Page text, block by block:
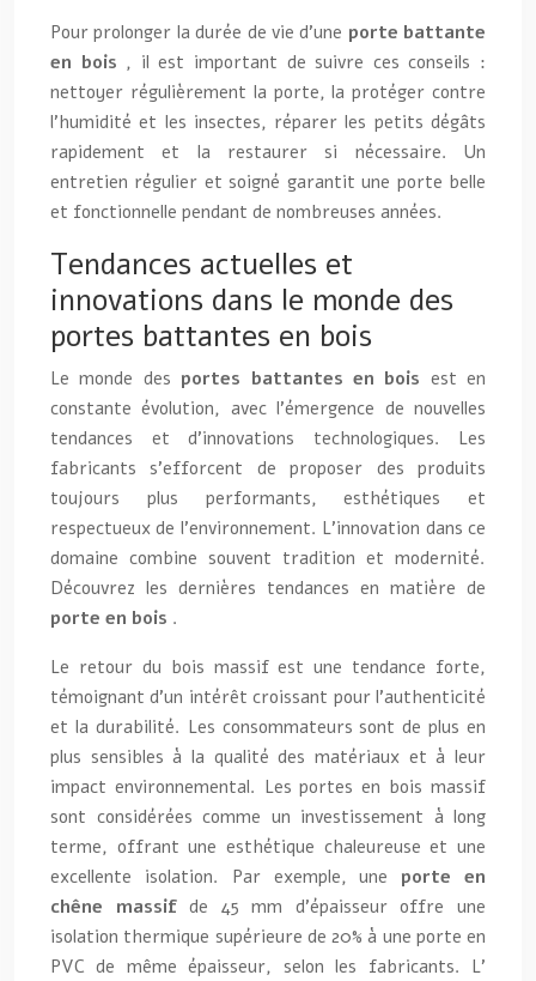
Pour prolonger la durée de vie d’une porte battante
en bois , il est important de suivre ces conseils :
nettoyer régulièrement la porte, la protéger contre
l’humidité et les insectes, réparer les petits dégâts
rapidement et la restaurer si nécessaire. Un
entretien régulier et soigné garantit une porte belle
et fonctionnelle pendant de nombreuses années.
Tendances actuelles et
innovations dans le monde des
portes battantes en bois
Le monde des portes battantes en bois est en
constante évolution, avec l’émergence de nouvelles
tendances et d’innovations technologiques. Les
fabricants s’efforcent de proposer des produits
toujours plus performants, esthétiques et
respectueux de l’environnement. L’innovation dans ce
domaine combine souvent tradition et modernité.
Découvrez les dernières tendances en matière de
porte en bois .
Le retour du bois massif est une tendance forte,
témoignant d’un intérêt croissant pour l’authenticité
et la durabilité. Les consommateurs sont de plus en
plus sensibles à la qualité des matériaux et à leur
impact environnemental. Les portes en bois massif
sont considérées comme un investissement à long
terme, offrant une esthétique chaleureuse et une
excellente isolation. Par exemple, une porte en
chêne massifde 45 mm d’épaisseur offre une
isolation thermique supérieure de 20% à une porte en
PVC de même épaisseur, selon les fabricants. L’